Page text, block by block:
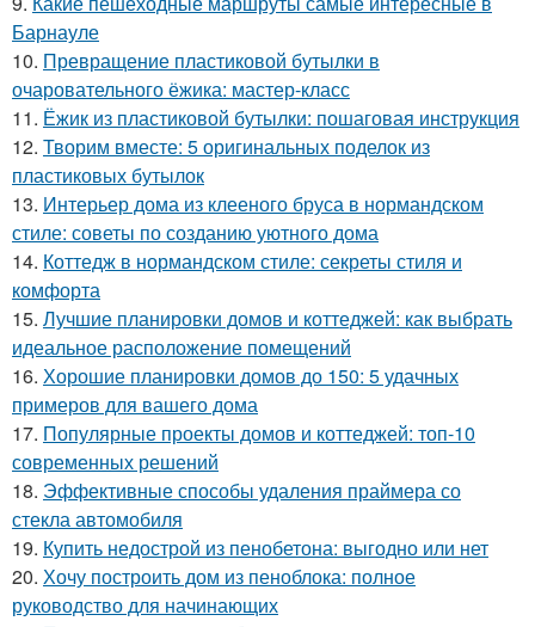
Барнауле
10. Превращение пластиковой бутылки в
очаровательного ёжика: мастер-класс
11. Ёжик из пластиковой бутылки: пошаговая инструкция
12. Творим вместе: 5 оригинальных поделок из
пластиковых бутылок
13. Интерьер дома из клееного бруса в нормандском
стиле: советы по созданию уютного дома
14. Коттедж в нормандском стиле: секреты стиля и
комфорта
15. Лучшие планировки домов и коттеджей: как выбрать
идеальное расположение помещений
16. Хорошие планировки домов до 150: 5 удачных
примеров для вашего дома
17. Популярные проекты домов и коттеджей: топ-10
современных решений
18. Эффективные способы удаления праймера со
стекла автомобиля
19. Купить недострой из пенобетона: выгодно или нет
20. Хочу построить дом из пеноблока: полное
руководство для начинающих